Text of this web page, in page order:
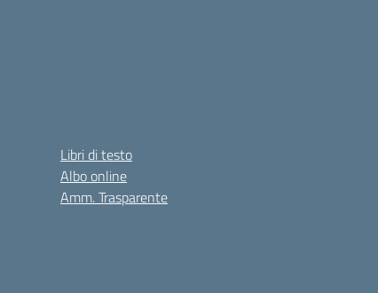
Libri di testo
Albo online
Amm. Trasparente